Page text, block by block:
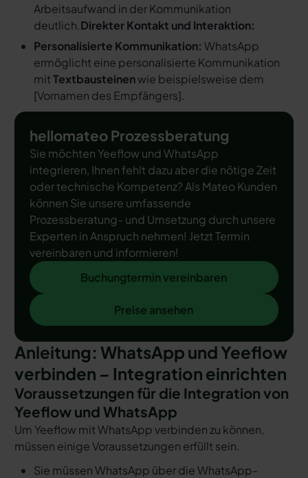
Arbeitsaufwand in der Kommunikation
deutlich.Direkter Kontakt und Interaktion:
Personalisierte Kommunikation: WhatsApp
ermöglicht eine personalisierte Kommunikation
mitTextbausteinenwie beispielsweise dem
[Vornamen des Empfängers].
hellomateo Prozessberatung
Sie möchten Yeeflow und WhatsApp
integrieren, Ihnen fehlt dazu aber die nötige Zeit
oder technische Kompetenz? Als Mateo Kunden
können Sie unsere umfassende
Prozessberatung- und Umsetzung durch unsere
Experten in Anspruch nehmen! Jetzt Termin
vereinbaren und informieren!
Buchungtermin vereinbaren
Buchungtermin vereinbaren
Preise ansehen
Preise ansehen
Anleitung: WhatsApp und Yeeflow
verbinden – Integration einrichten
Voraussetzungen für die Integration von
Yeeflow und WhatsApp
Um Yeeflow mit WhatsApp verbinden zu können,
müssen einige Voraussetzungen erfüllt sein.
Sie müssen WhatsApp über die WhatsApp-